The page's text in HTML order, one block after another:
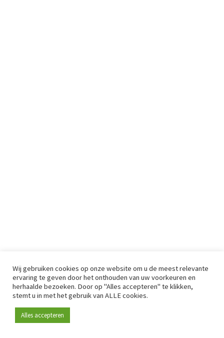
Wij gebruiken cookies op onze website om u de meest relevante
ervaring te geven door het onthouden van uw voorkeuren en
herhaalde bezoeken. Door op "Alles accepteren" te klikken,
stemt u in met het gebruik van ALLE cookies.
Alles accepteren